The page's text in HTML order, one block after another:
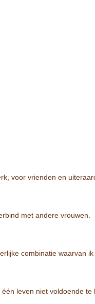
voor vrienden en
met andere vrouwen.
combinatie waarvan ik
leven niet voldoende te